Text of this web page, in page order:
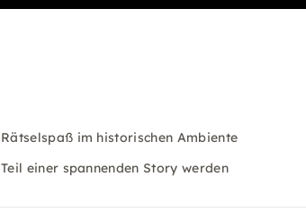
Rätselspaß im historischen Ambiente
Teil einer spannenden Story werden